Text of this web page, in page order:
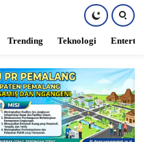
Trending Teknologi